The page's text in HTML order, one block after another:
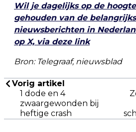
Wil je dagelijks op de
gehouden van de
nieuwsberichten in
op X, via deze link
Bron: Telegraaf, nieuwsblad
Vorig artikel
1 dode en 4
zwaargewonden bij
heftige crash